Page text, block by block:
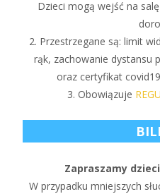
Dzieci mogą wejść na
2. Przestrzegane są: limit
rąk, zachowanie dystansu
oraz certyfikat
3. Obowiązuje
Zapraszamy
W przypadku mniejszych